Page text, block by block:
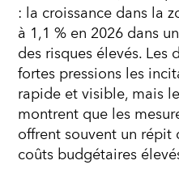
: la croissance dans la
à 1,1 % en 2026 dans
des risques élevés. Les
fortes pressions les
rapide et visible, mais
montrent que les
offrent souvent un
coûts budgétaires